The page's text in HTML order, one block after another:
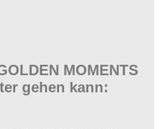
MOMENTS
gehen kann: